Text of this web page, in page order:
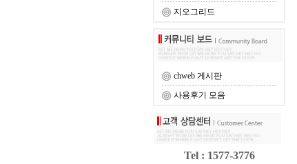
지오그리드
chweb 게시판
사용후기 모음
Tel : 1577-3776